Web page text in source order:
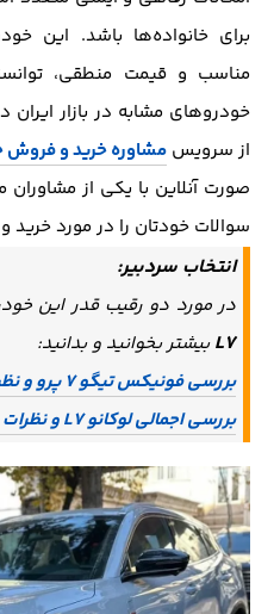
برای خانواده‌ها باشد. این
مناسب و قیمت منطقی،
خودروهای مشابه در بازار
از سرویس مشاوره خرید و فروش
صورت آنلاین با یکی از
سوالات خودتان را در مورد
انتخاب سردبیر:
در مورد دو رقیب قدر این
L7بیشتر بخوانید و بدانید:
بررسی فونیکس تیگو ۷ پرو و نظرات مردمی
بررسی اجمالی لوکانو L7 و نظرات مردمی کاربران و مالکان